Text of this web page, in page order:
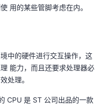
用的某些管脚考虑在内。
中的硬件进行交互操作，这
能力，而且还要求处理器必
处理。
CPU 是 ST 公司出品的一款